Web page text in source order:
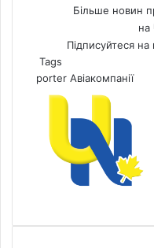
Більше новин
на
Підписуйтеся
Tags
porter Авіакомпанії